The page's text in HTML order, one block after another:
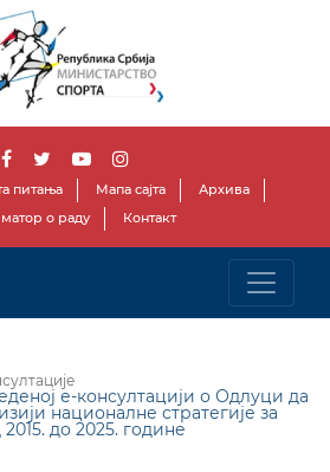
питања Мапа сајта
Архива
о раду
Контакт
е-консултацији о Одлуци да
националне стратегије за
до 2025. године